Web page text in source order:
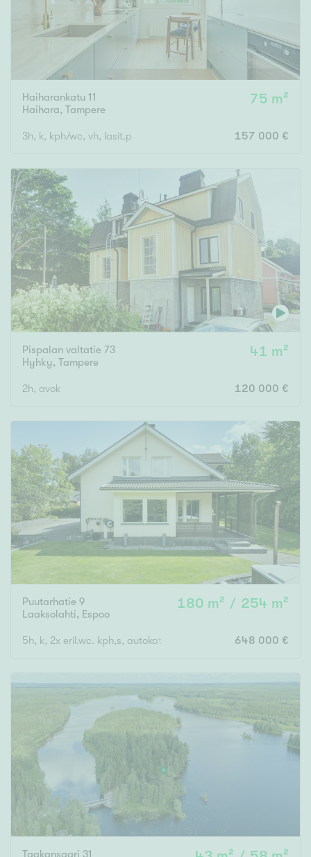
Haiharankatu 11
Haihara, Tampere
75 m²
3h, k, kph/wc, vh, lasit.p 157 000 €
Pispalan valtatie 73
Hyhky, Tampere
41 m²
2h, avok 120 000 €
Puutarhatie 9
Laaksolahti, Espoo
180 m² / 254 m²
5h, k, 2x eril.wc. kph,s, autokatos 648 000 €
Taakansaari 31